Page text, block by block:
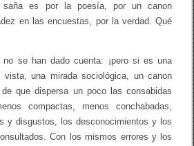
es por la poesía, por un canon
en las encuestas, por la verdad. Qué
se han dado cuenta: ¡pero si es una
una mirada sociológica, un canon
que dispersa un poco las consabidas
compactas, menos conchabadas,
y disgustos, los desconocimientos y los
Con los mismos errores y los